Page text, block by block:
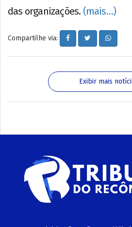
das organizações. (mais…)
Compartilhe via:
Exibir mais